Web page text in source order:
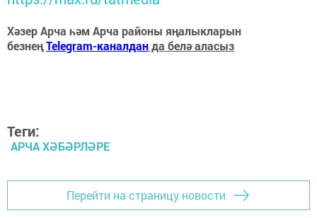
Хәзер Арча һәм Арча районы яңалыкларын
безнеңTelegram-каналданда белә аласыз
Теги:
АРЧА ХӘБӘРЛӘРЕ
Перейти на страницу новости